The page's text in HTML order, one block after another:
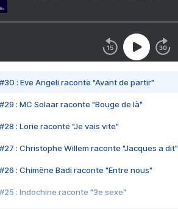
#30 : Eve Angeli raconte "Avant de partir"
#29 : MC Solaar raconte "Bouge de là"
#28 : Lorie raconte "Je vais vite"
#27 : Christophe Willem raconte "Jacques a dit"
#26 : Chimène Badi raconte "Entre nous"
#25 : Indochine raconte "3e sexe"